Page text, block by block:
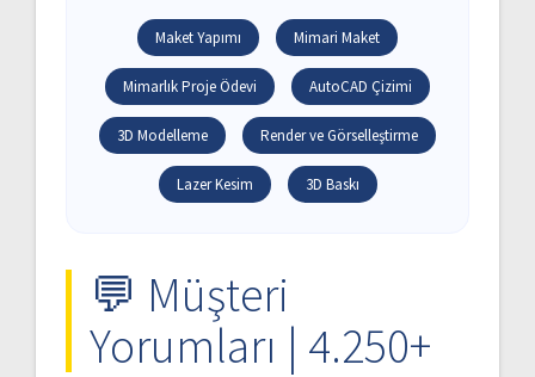
Maket Yapımı Mimari Maket
Mimarlık Proje Ödevi AutoCAD Çizimi
3D Modelleme Render ve Görselleştirme
Lazer Kesim 3D Baskı
💬 Müşteri
Yorumları | 4.250+